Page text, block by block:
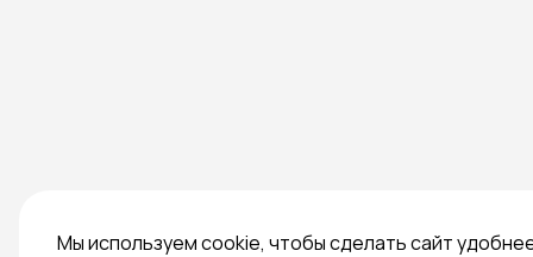
Мы используем cookie, чтобы сделать сайт